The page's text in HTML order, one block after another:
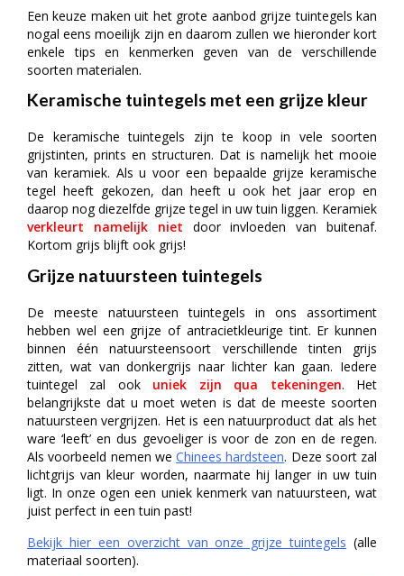
Een keuze maken uit het grote aanbod grijze tuintegels kan
nogal eens moeilijk zijn en daarom zullen we hieronder kort
enkele tips en kenmerken geven van de verschillende
soorten materialen.
Keramische tuintegels met een grijze kleur
De keramische tuintegels zijn te koop in vele soorten
grijstinten, prints en structuren. Dat is namelijk het mooie
van keramiek. Als u voor een bepaalde grijze keramische
tegel heeft gekozen, dan heeft u ook het jaar erop en
daarop nog diezelfde grijze tegel in uw tuin liggen. Keramiek
verkleurt namelijk niet door invloeden van buitenaf.
Kortom grijs blijft ook grijs!
Grijze natuursteen tuintegels
De meeste natuursteen tuintegels in ons assortiment
hebben wel een grijze of antracietkleurige tint. Er kunnen
binnen één natuursteensoort verschillende tinten grijs
zitten, wat van donkergrijs naar lichter kan gaan. Iedere
tuintegel zal ook uniek zijn qua tekeningen. Het
belangrijkste dat u moet weten is dat de meeste soorten
natuursteen vergrijzen. Het is een natuurproduct dat als het
ware ‘leeft’ en dus gevoeliger is voor de zon en de regen.
Als voorbeeld nemen we Chinees hardsteen. Deze soort zal
lichtgrijs van kleur worden, naarmate hij langer in uw tuin
ligt. In onze ogen een uniek kenmerk van natuursteen, wat
juist perfect in een tuin past!
Bekijk hier een overzicht van onze grijze tuintegels (alle
materiaal soorten).